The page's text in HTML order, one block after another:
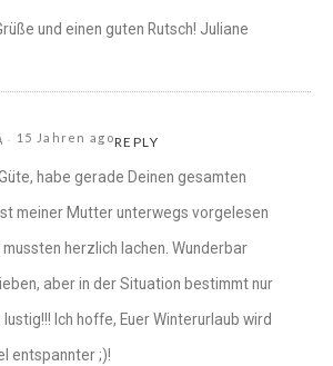
und einen guten Rutsch! Juliane
15 Jahren agoREPLY
habe gerade Deinen gesamten
meiner Mutter unterwegs vorgelesen
mussten herzlich lachen. Wunderbar
aber in der Situation bestimmt nur
lustig!!! Ich hoffe, Euer Winterurlaub wird
entspannter ;)!